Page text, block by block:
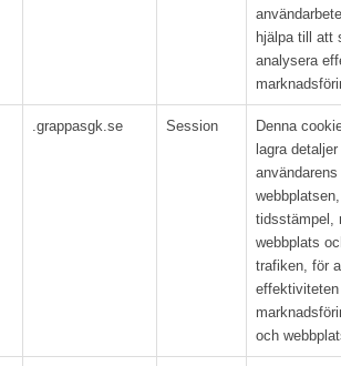
hjälpa till att
analysera
.grappasgk.se Session
Denna
lagra
tidsstämpel,
webbplats
trafiken, för
och